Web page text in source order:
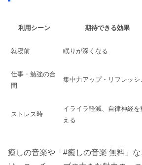
利用シーン 期待できる効果
就寝前 眠りが深くなる
仕事・勉強の合
間
集中力アップ・リフレッシ
ストレス時
イライラ軽減、自律神経を
える
癒しの音楽や「#癒しの音楽 無料」な